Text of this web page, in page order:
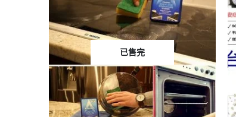
已售完